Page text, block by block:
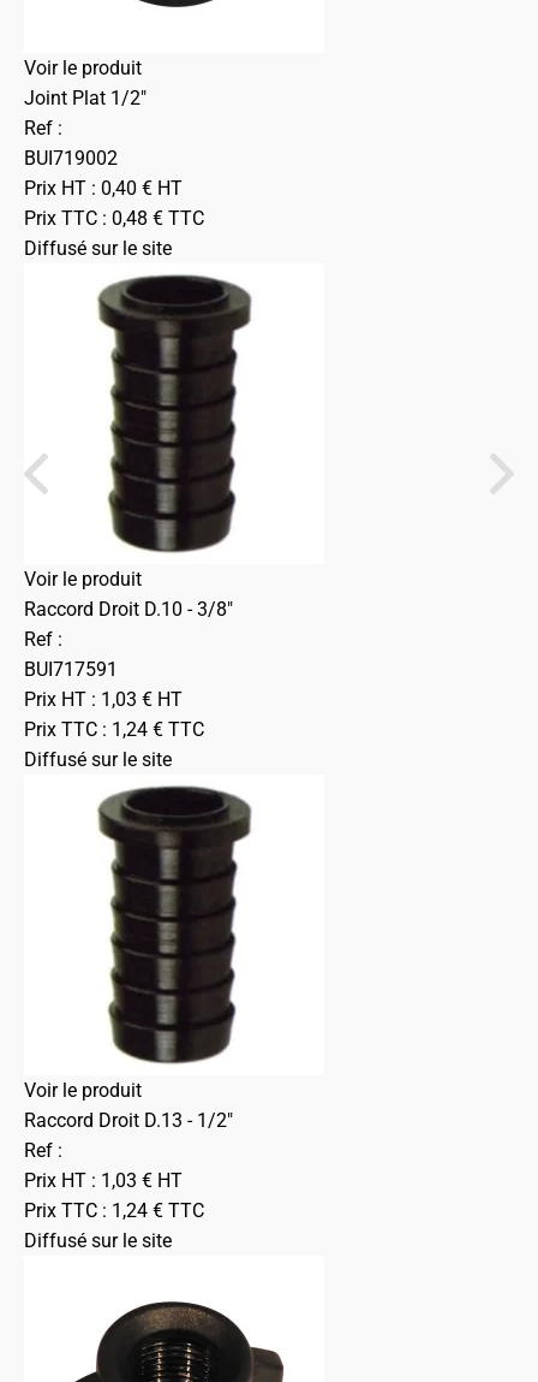
Voir le produit
Joint Plat 1/2"
Ref :
BUI719002
Prix HT : 0,40 € HT
Prix TTC : 0,48 € TTC
Diffusé sur le site
Voir le produit
Raccord Droit D.10 - 3/8"
Ref :
BUI717591
Prix HT : 1,03 € HT
Prix TTC : 1,24 € TTC
Diffusé sur le site
Voir le produit
Raccord Droit D.13 - 1/2"
Ref :
Prix HT : 1,03 € HT
Prix TTC : 1,24 € TTC
Diffusé sur le site